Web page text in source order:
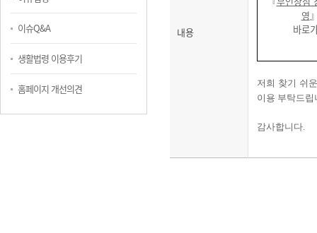
이슈Q&A
생활법령 이용후기
홈페이지 개선의견
내용
영
바로
저희 찾기 쉬
이용 부탁드립
감사합니다.